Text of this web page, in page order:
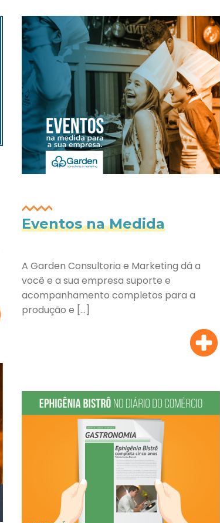
Eventos na Medida
A Garden Consultoria e Marketing dá a
você e a sua empresa suporte e
acompanhamento completos para a
produção e […]